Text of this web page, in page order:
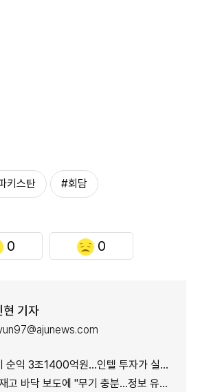
키스탄 #회담
0 0
현 기자
익 3조1400억원…인텔 투자가 실적 견인
닥 보도에 "무기 충분…정보 유출자에 장기형"